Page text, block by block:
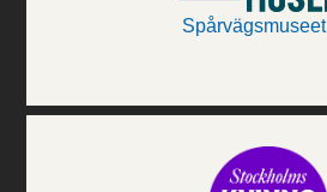
Spårvägsmuseet